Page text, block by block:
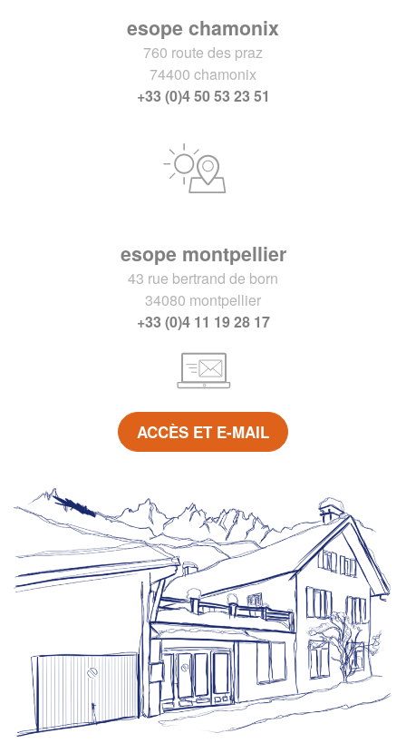
esope chamonix
760 route des praz
74400 chamonix
+33 (0)4 50 53 23 51
esope montpellier
43 rue bertrand de born
34080 montpellier
+33 (0)4 11 19 28 17
ACCÈS ET E-MAIL